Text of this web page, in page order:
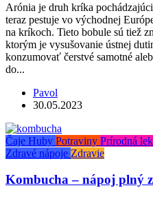
Arónia je druh kríka
teraz pestuje vo východnej
na kríkoch. Tieto bobule sú tiež
ktorým je vysušovanie ústnej
konzumovať čerstvé samotné
do...
Pavol
30.05.2023
Čaje Huby Potraviny Prírodná
Zdravé nápoje Zdravie
Kombucha – nápoj plný